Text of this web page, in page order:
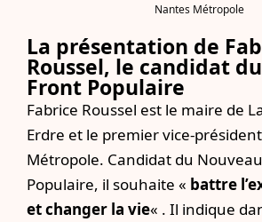
Nantes Métropole
La présentation de
Roussel, le candidat
Front Populaire
Fabrice Roussel est le maire de
Erdre et le premier vice-
Métropole. Candidat du
Populaire, il souhaite « battre
et changer la vie« . Il indique